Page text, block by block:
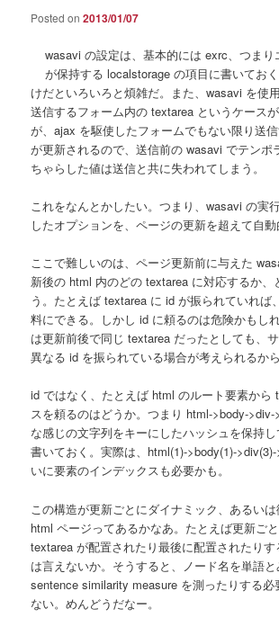
Posted on2013/01/07
wasavi の設定は、基本的には exrc、つまり
が保持する localstorage の項目に書いてお
けだといろいろと煩雑だ。また、wasavi を使
送信するフォーム内の textarea というケース
が、ajax を駆使したフォームでもない限り送
が更新されるので、送信前の wasavi でテンポ
ちゃらした値は送信と共に失われてしまう。
これをなんとかしたい。つまり、wasavi の実
したオプションを、ページの更新を超えて自動
ここで難しいのは、ページ更新前に与えた
新後の html 内のどの textarea に対応するか、
う。たとえば textarea に id が振られていれば
料にできる。しかし id に頼るのは危険かもし
は更新前後で同じ textarea だったとしても、
異なる id を振られている場合が考えられるから
id ではなく、たとえば html のルート要素から
スを頼るのはどうか。つまり html->body-
な感じの文字列をキーにしたハッシュを保持
書いておく。実際は、html(1)->body(1)-
いに要素のインデックスも必要かも。
この構造が更新ごとにダイナミック、あるい
html ページってあるかなあ。たとえば更新ご
textarea が配置されたり最後に配置されたりす
は言えないか。そうすると、ノード名を単語
sentence similarity measure を測ったりする必
ない。めんどうだなー。